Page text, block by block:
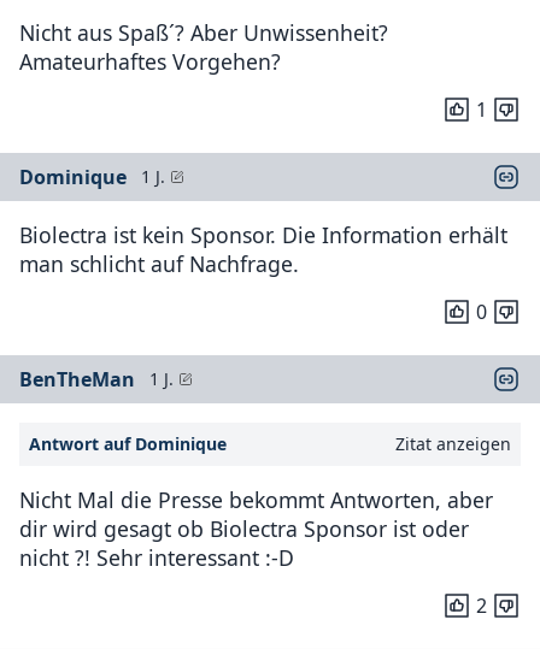
Nicht aus Spaß´? Aber Unwissenheit?
Amateurhaftes Vorgehen?
1
Dominique 1 J.
Biolectra ist kein Sponsor. Die Information erhält
man schlicht auf Nachfrage.
0
BenTheMan 1 J.
Antwort auf Dominique Zitat anzeigen
Nicht Mal die Presse bekommt Antworten, aber
dir wird gesagt ob Biolectra Sponsor ist oder
nicht ?! Sehr interessant :-D
2